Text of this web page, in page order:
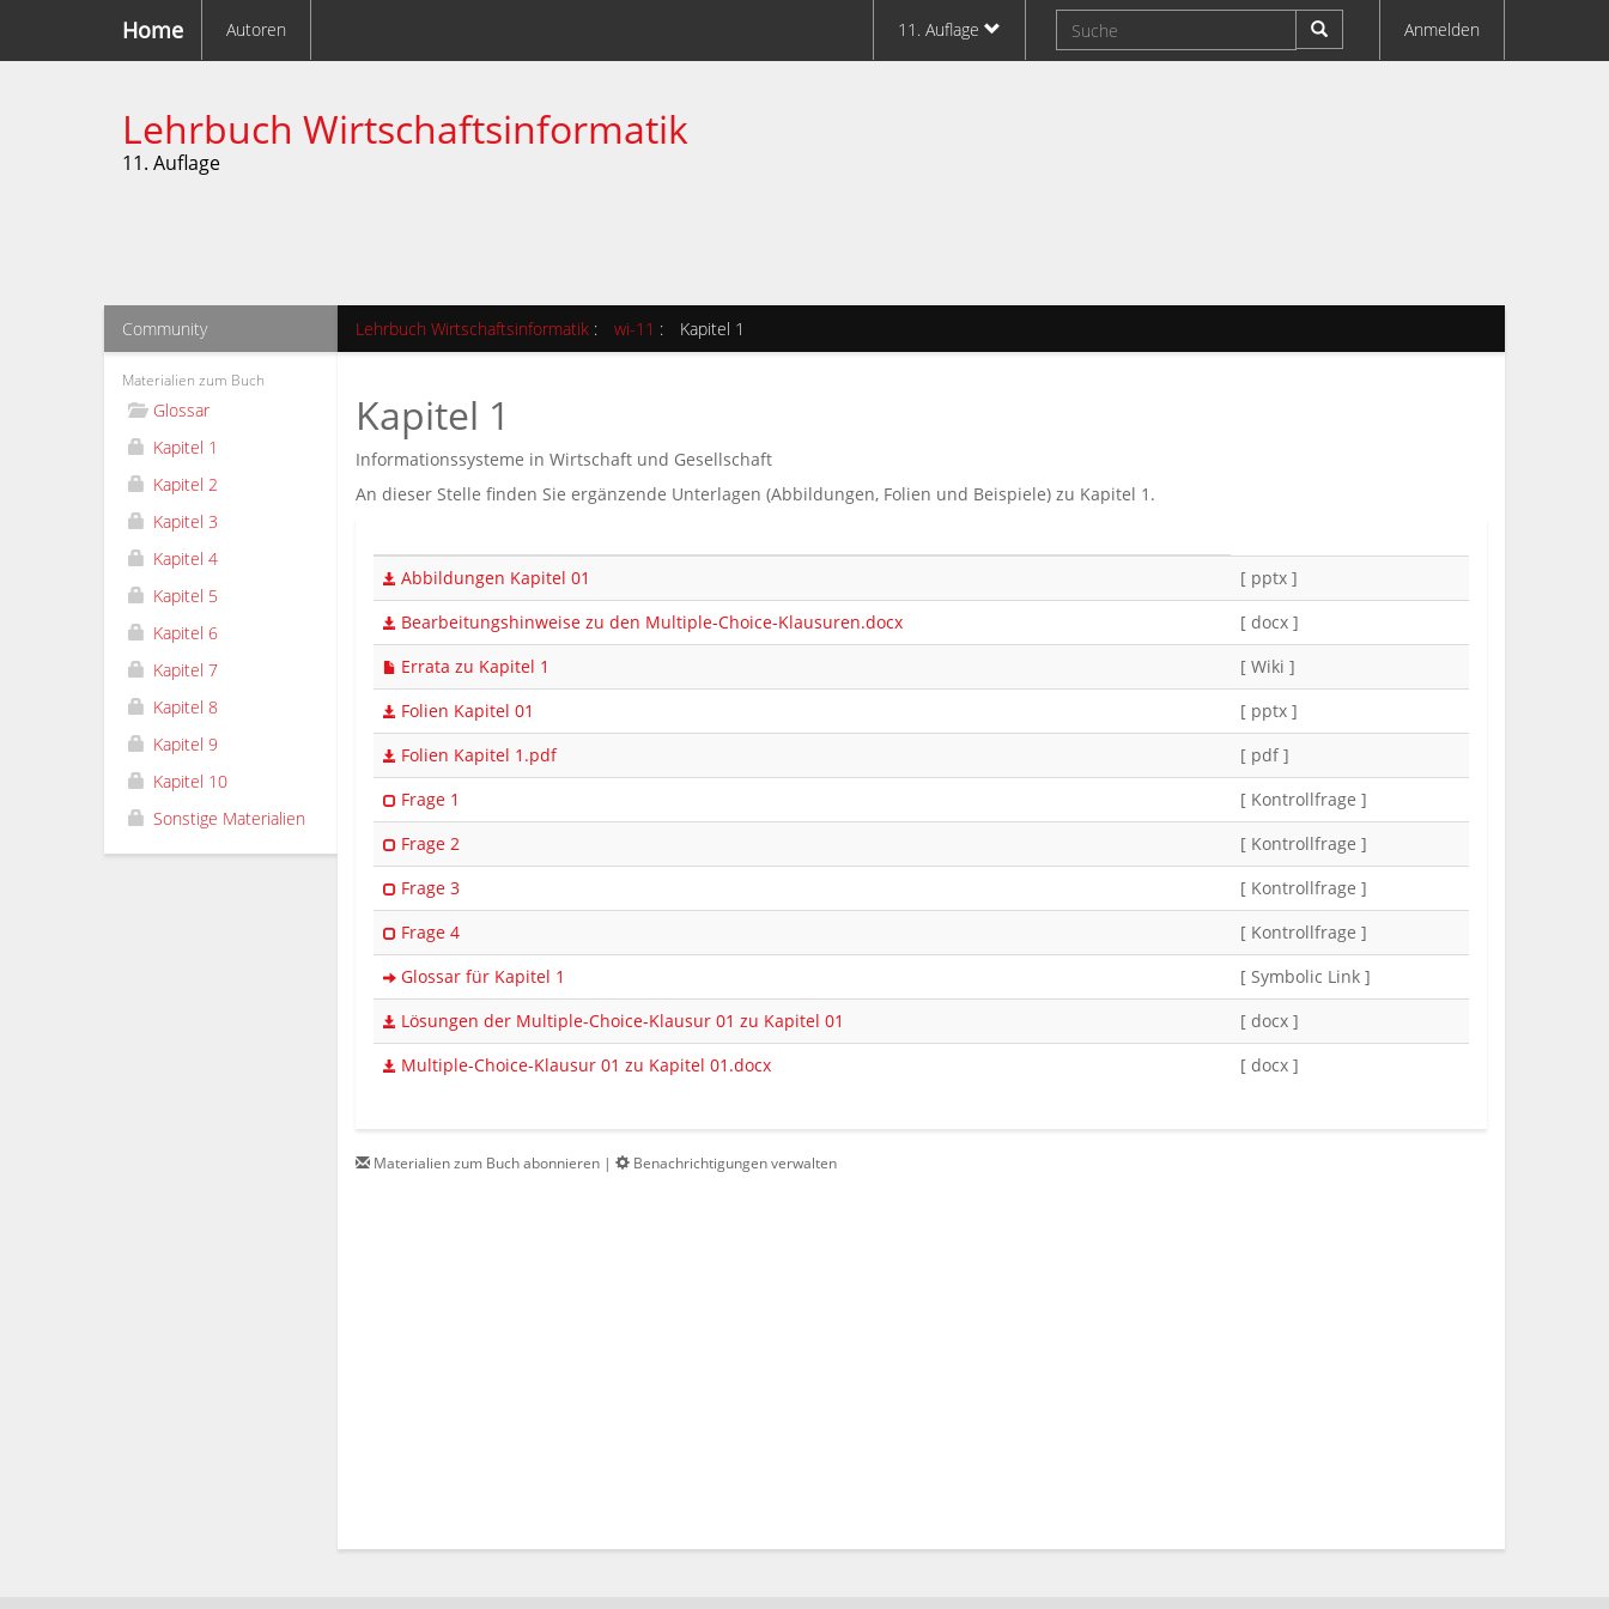
Home Autoren 11. Auflage Anmelden
Lehrbuch Wirtschaftsinformatik
11. Auflage
Community
Materialien zum Buch
Glossar
Kapitel 1
Kapitel 2
Kapitel 3
Kapitel 4
Kapitel 5
Kapitel 6
Kapitel 7
Kapitel 8
Kapitel 9
Kapitel 10
Sonstige Materialien
Lehrbuch Wirtschaftsinformatik : wi-11 : Kapitel 1
Kapitel 1
Informationssysteme in Wirtschaft und Gesellschaft
An dieser Stelle finden Sie ergänzende Unterlagen (Abbildungen, Folien und Beispiele) zu Kapitel 1.
Abbildungen Kapitel 01
[ pptx ]
Bearbeitungshinweise zu den Multiple-Choice-Klausuren.docx
[ docx ]
Errata zu Kapitel 1
[ Wiki ]
Folien Kapitel 01
[ pptx ]
Folien Kapitel 1.pdf
[ pdf ]
Frage 1
[ Kontrollfrage ]
Frage 2
[ Kontrollfrage ]
Frage 3
[ Kontrollfrage ]
Frage 4
[ Kontrollfrage ]
Glossar für Kapitel 1
[ Symbolic Link ]
Lösungen der Multiple-Choice-Klausur 01 zu Kapitel 01
[ docx ]
Multiple-Choice-Klausur 01 zu Kapitel 01.docx
[ docx ]
Materialien zum Buch abonnieren | Benachrichtigungen verwalten